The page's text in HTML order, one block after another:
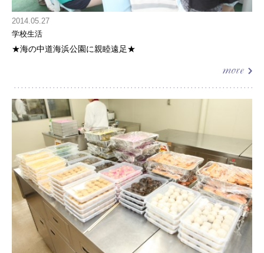
2014.05.27
学校生活
★海の中道海浜公園に親睦遠足★